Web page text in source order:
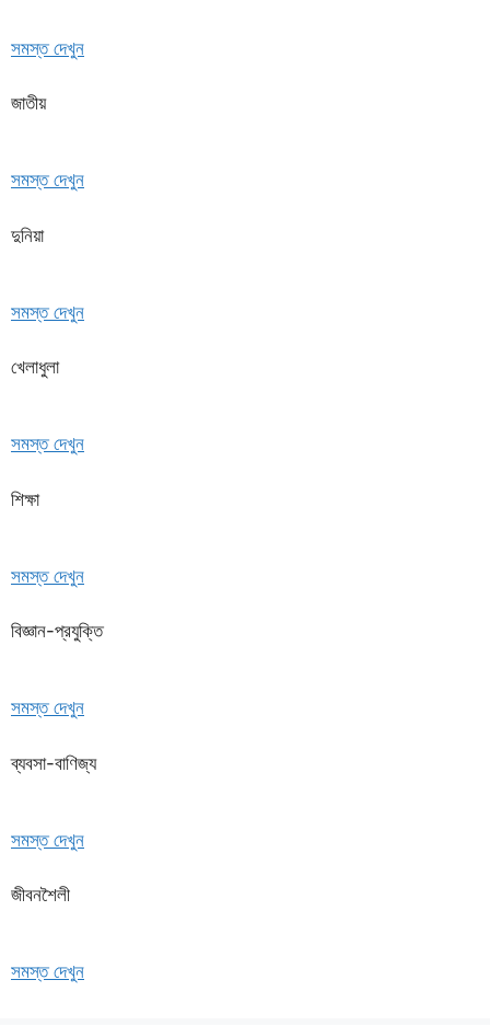
সমস্ত দেখুন
জাতীয়
সমস্ত দেখুন
দুনিয়া
সমস্ত দেখুন
খেলাধুলা
সমস্ত দেখুন
শিক্ষা
সমস্ত দেখুন
বিজ্ঞান-প্রযুক্তি
সমস্ত দেখুন
ব্যবসা-বাণিজ্য
সমস্ত দেখুন
জীবনশৈলী
সমস্ত দেখুন